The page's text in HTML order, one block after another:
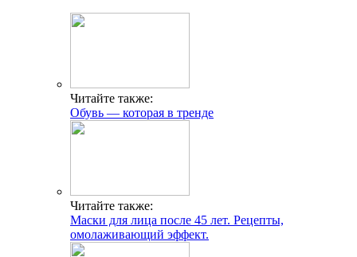
Читайте также:
Обувь — которая в тренде
Читайте также:
Маски для лица после 45 лет. Рецепты,
омолаживающий эффект.